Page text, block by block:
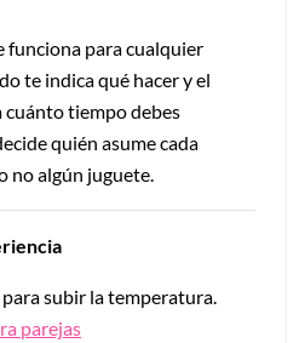
funciona para cualquier
te indica qué hacer y el
tiempo debes
quién asume cada
no algún juguete.
subir la temperatura.
parejas